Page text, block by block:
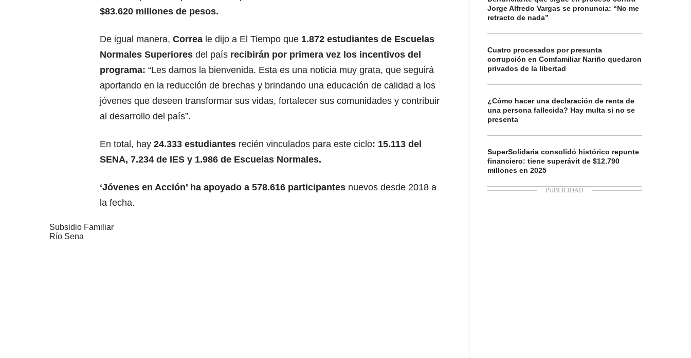
$83.620 millones de pesos.
De igual manera, Correa le dijo a El Tiempo que 1.872 estudiantes de Escuelas
Normales Superiores del país recibirán por primera vez los incentivos del
programa: “Les damos la bienvenida. Esta es una noticia muy grata, que seguirá
aportando en la reducción de brechas y brindando una educación de calidad a los
jóvenes que deseen transformar sus vidas, fortalecer sus comunidades y contribuir
al desarrollo del país”.
En total, hay 24.333 estudiantes recién vinculados para este ciclo: 15.113 del
SENA, 7.234 de IES y 1.986 de Escuelas Normales.
‘Jóvenes en Acción’ ha apoyado a 578.616 participantes nuevos desde 2018 a
la fecha.
Subsidio Familiar
Río Sena
Jorge Alfredo Vargas se pronuncia: “No me
retracto de nada”
Cuatro procesados por presunta
corrupción en Comfamiliar Nariño quedaron
privados de la libertad
¿Cómo hacer una declaración de renta de
una persona fallecida? Hay multa si no se
presenta
SuperSolidaria consolidó histórico repunte
financiero: tiene superávit de $12.790
millones en 2025